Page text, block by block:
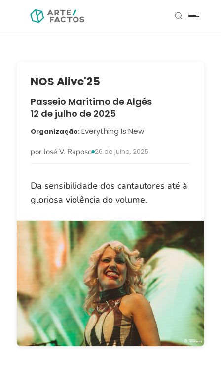
NOS Alive'25
Passeio Marítimo de Algés
12 de julho de 2025
Organização Everything Is New
por José V. Raposo 26 de julho, 2025
Da sensibilidade dos cantautores até à
gloriosa violência do volume.